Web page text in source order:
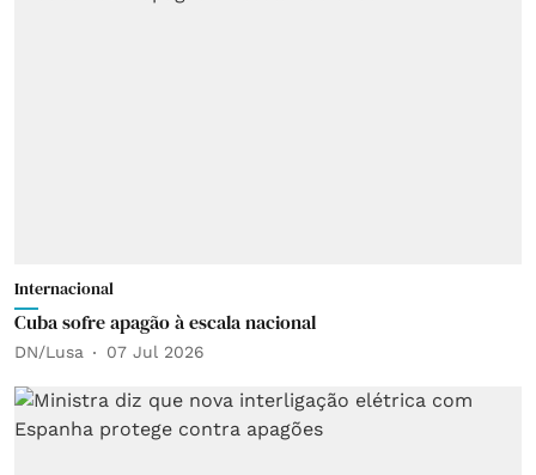
Internacional
Cuba sofre apagão à escala nacional
DN/Lusa 07 Jul 2026